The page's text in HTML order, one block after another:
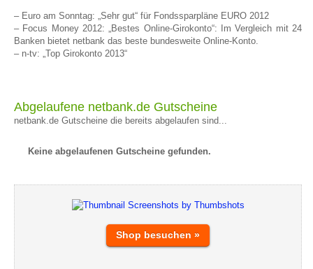
– Euro am Sonntag: „Sehr gut“ für Fondssparpläne EURO 2012
– Focus Money 2012: „Bestes Online-Girokonto“: Im Vergleich mit 24
Banken bietet netbank das beste bundesweite Online-Konto.
– n-tv: „Top Girokonto 2013“
Abgelaufene netbank.de Gutscheine
netbank.de Gutscheine die bereits abgelaufen sind...
Keine abgelaufenen Gutscheine gefunden.
Shop besuchen »